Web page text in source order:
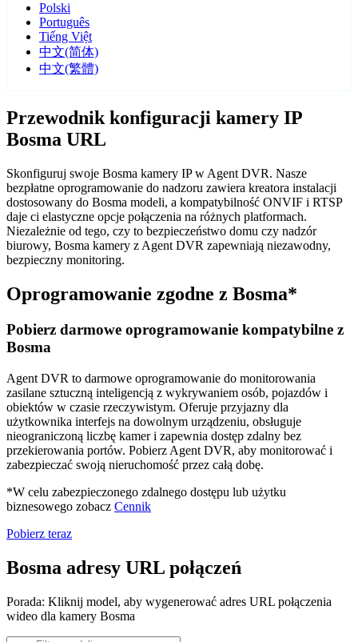
Polski
Português
Tiếng Việt
中文(简体)
中文(繁體)
Przewodnik konfiguracji kamery IP
Bosma URL
Skonfiguruj swoje Bosma kamery IP w Agent DVR. Nasze
bezpłatne oprogramowanie do nadzoru zawiera kreatora instalacji
dostosowany do Bosma modeli, a kompatybilność ONVIF i RTSP
daje ci elastyczne opcje połączenia na różnych platformach.
Niezależnie od tego, czy to bezpieczeństwo domu czy nadzór
biurowy, Bosma kamery z Agent DVR zapewniają niezawodny,
bezpieczny monitoring.
Oprogramowanie zgodne z Bosma*
Pobierz darmowe oprogramowanie kompatybilne z
Bosma
Agent DVR to darmowe oprogramowanie do monitorowania
zasilane sztuczną inteligencją z wykrywaniem osób, pojazdów i
obiektów w czasie rzeczywistym. Oferuje przyjazny dla
użytkownika interfejs na dowolnym urządzeniu, obsługuje
nieograniczoną liczbę kamer i zapewnia dostęp zdalny bez
przekierowania portów. Pobierz Agent DVR, aby monitorować i
zabezpieczać swoją nieruchomość przez całą dobę.
*W celu zabezpieczonego zdalnego dostępu lub użytku
biznesowego zobacz Cennik
Pobierz teraz
Bosma adresy URL połączeń
Porada: Kliknij model, aby wygenerować adres URL połączenia
wideo dla kamery Bosma